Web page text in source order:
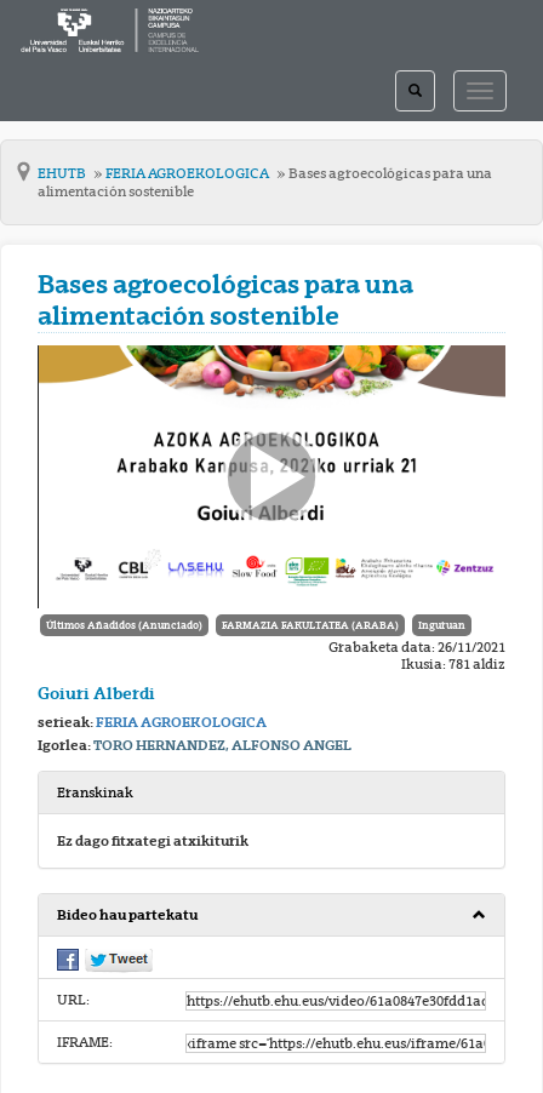
TOGGLE
TOGGLE
SEARCH
EHUTB FERIA AGROEKOLOGICA
Bases agroecológicas para una
alimentación sostenible
Bases agroecológicas para una
alimentación sostenible
Últimos Añadidos (Anunciado) FARMAZIA FAKULTATEA (ARABA) Inguruan
Grabaketa data: 26/11/2021
Ikusia: 781 aldiz
Goiuri Alberdi
serieak:FERIA AGROEKOLOGICA
Igorlea:TORO HERNANDEZ, ALFONSO ANGEL
Eranskinak
Ez dago fitxategi atxikiturik
Bideo hau partekatu
URL:
IFRAME: